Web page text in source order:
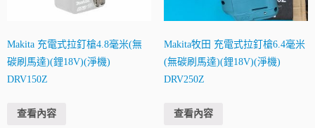
Makita 充電式拉釘槍4.8毫米(無
碳刷馬達)(鋰18V)(淨機)
DRV150Z
查看內容
Makita牧田 充電式拉釘槍6.4毫米
(無碳刷馬達)(鋰18V)(淨機)
DRV250Z
查看內容